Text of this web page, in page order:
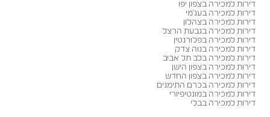
דירות למכירה בצפון יפו
דירות למכירה בעג׳מי
דירות למכירה בצהלון
דירות למכירה בגבעת הרצל
דירות למכירה בפלורנטין
דירות למכירה בנוה צדק
דירות למכירה בלב תל אביב
דירות למכירה בצפון הישן
דירות למכירה בצפון החדש
דירות למכירה בכרם התימנים
דירות למכירה במונטיפיורי
דירות למכירה בבלי